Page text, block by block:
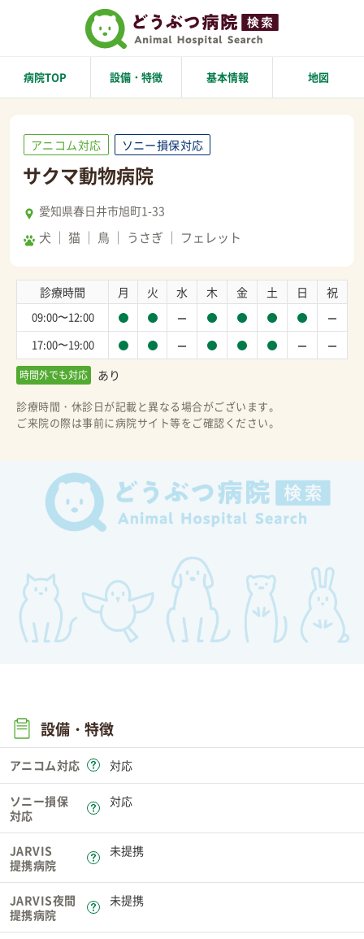
病院TOP 設備・特徴 基本情報 地図
アニコム対応 ソニー損保対応
サクマ動物病院
愛知県春日井市旭町1-33
犬 猫 鳥 うさぎ フェレット
診療時間 月 火 水 木 金 土 日 祝
09:00〜12:00
17:00〜19:00
時間外でも対応 あり
診療時間・休診日が記載と異なる場合がございます。
ご来院の際は事前に病院サイト等をご確認ください。
設備・特徴
アニコム対応 対応
ソニー損保
対応
対応
JARVIS
提携病院
未提携
JARVIS夜間
提携病院
未提携